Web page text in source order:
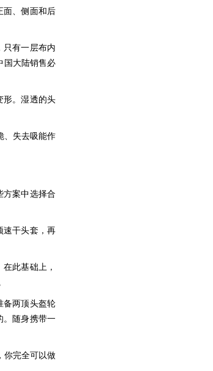
、侧面和后
有一层布内
国大陆销售必
。湿透的头
、失去吸能作
案中选择合
干头套，再
此基础上，
两顶头盔轮
。随身携带一
你完全可以做